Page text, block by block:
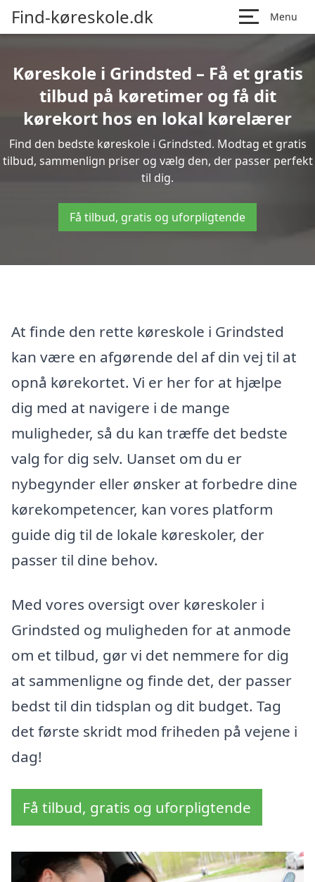
Find-køreskole.dk Menu
Køreskole i Grindsted – Få et gratis
tilbud på køretimer og få dit
kørekort hos en lokal kørelærer
Find den bedste køreskole i Grindsted. Modtag et gratis
tilbud, sammenlign priser og vælg den, der passer perfekt
til dig.
Få tilbud, gratis og uforpligtende
At finde den rette køreskole i Grindsted
kan være en afgørende del af din vej til at
opnå kørekortet. Vi er her for at hjælpe
dig med at navigere i de mange
muligheder, så du kan træffe det bedste
valg for dig selv. Uanset om du er
nybegynder eller ønsker at forbedre dine
kørekompetencer, kan vores platform
guide dig til de lokale køreskoler, der
passer til dine behov.
Med vores oversigt over køreskoler i
Grindsted og muligheden for at anmode
om et tilbud, gør vi det nemmere for dig
at sammenligne og finde det, der passer
bedst til din tidsplan og dit budget. Tag
det første skridt mod friheden på vejene i
dag!
Få tilbud, gratis og uforpligtende